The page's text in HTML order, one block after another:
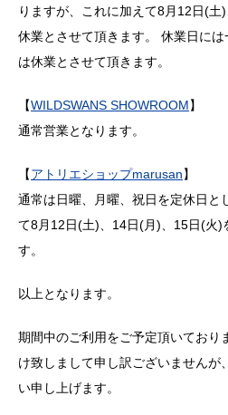
りますが、これに加えて8月12日(
休業とさせて頂きます。 休業日に
は休業とさせて頂きます。
【WILDSWANS SHOWROOM】
通常営業となります。
【アトリエショップmarusan】
通常は日曜、月曜、祝日を定休日と
て8月12日(土)、14日(月)、15日(火)
す。
以上となります。
期間中のご利用をご予定頂いており
け致しまして申し訳ございませんが
い申し上げます。